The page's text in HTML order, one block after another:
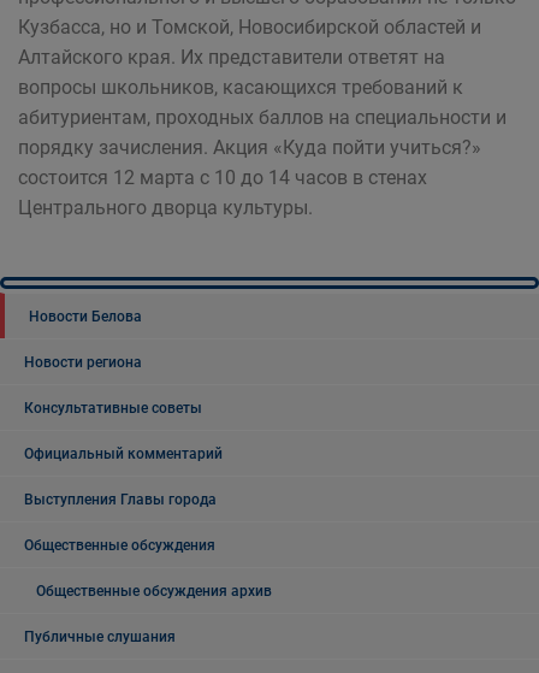
Кузбасса, но и Томской, Новосибирской областей и
Алтайского края. Их представители ответят на
вопросы школьников, касающихся требований к
абитуриентам, проходных баллов на специальности и
порядку зачисления. Акция «Куда пойти учиться?»
состоится 12 марта с 10 до 14 часов в стенах
Центрального дворца культуры.
Новости Белова
Новости региона
Консультативные советы
Официальный комментарий
Выступления Главы города
Общественные обсуждения
Общественные обсуждения архив
Публичные слушания